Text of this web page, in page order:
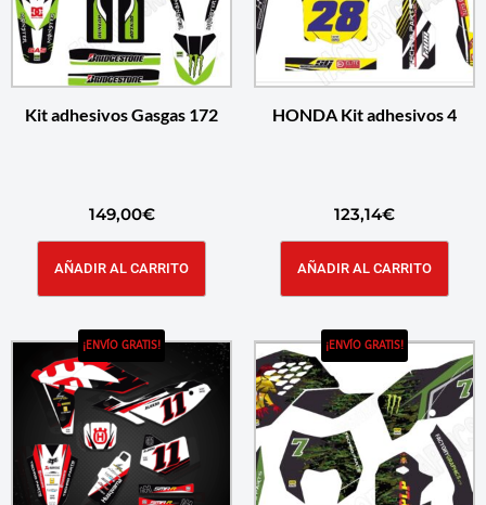
Kit adhesivos Gasgas 172
149,00€
AÑADIR AL CARRITO
HONDA Kit adhesivos 4
123,14€
AÑADIR AL CARRITO
¡ENVÍO GRATIS! ¡ENVÍO GRATIS!